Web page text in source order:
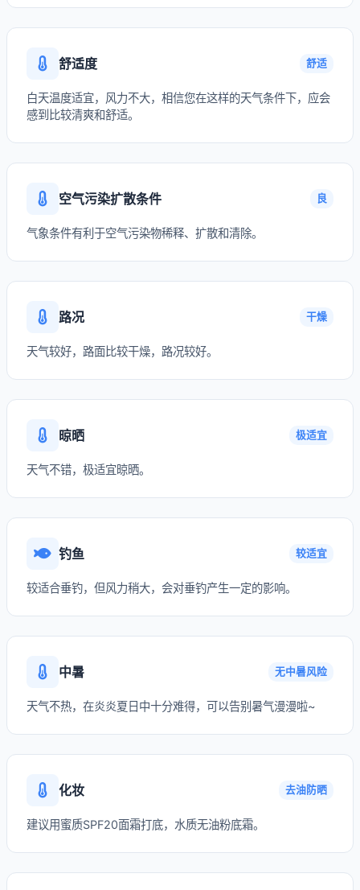
舒适度 舒适
白天温度适宜，风力不大，相信您在这样的天气条件下，应会
感到比较清爽和舒适。
空气污染扩散条件 良
气象条件有利于空气污染物稀释、扩散和清除。
路况 干燥
天气较好，路面比较干燥，路况较好。
晾晒 极适宜
天气不错，极适宜晾晒。
钓鱼 较适宜
较适合垂钓，但风力稍大，会对垂钓产生一定的影响。
中暑 无中暑风险
天气不热，在炎炎夏日中十分难得，可以告别暑气漫漫啦~
化妆 去油防晒
建议用蜜质SPF20面霜打底，水质无油粉底霜。